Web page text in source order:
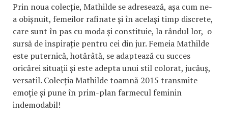
Prin noua colecție, Mathilde se adresează, așa cum ne-
a obișnuit, femeilor rafinate și în același timp discrete,
care sunt în pas cu moda și constituie, la rândul lor, o
sursă de inspirație pentru cei din jur. Femeia Mathilde
este puternică, hotărâtă, se adaptează cu succes
oricărei situații și este adepta unui stil colorat, jucăuș,
versatil. Colecția Mathilde toamnă 2015 transmite
emoție și pune în prim-plan farmecul feminin
indemodabil!